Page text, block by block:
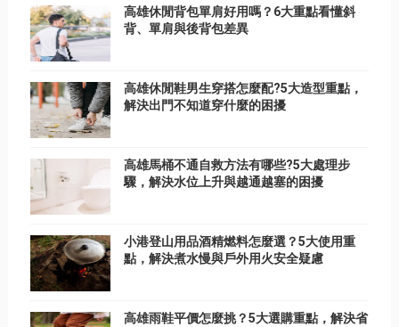
高雄休閒背包單肩好用嗎？6大重點看懂斜
背、單肩與後背包差異
高雄休閒鞋男生穿搭怎麼配?5大造型重點，
解決出門不知道穿什麼的困擾
高雄馬桶不通自救方法有哪些?5大處理步
驟，解決水位上升與越通越塞的困擾
小港登山用品酒精燃料怎麼選？5大使用重
點，解決煮水慢與戶外用火安全疑慮
高雄雨鞋平價怎麼挑？5大選購重點，解決省